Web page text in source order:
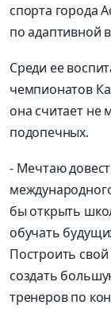
спорта города
по адаптивной
Среди ее
чемпионатов
она считает не
подопечных.
- Мечтаю
бы открыть
обучать
Построить
создать
тренеров по